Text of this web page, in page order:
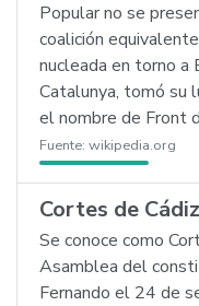
Popular no se
coalición
nucleada en torno a
Catalunya, tomó su
el nombre de Front
Fuente: wikipedia.org
Cortes de Cádiz
Se conoce como
Asamblea del
Fernando el 24 de